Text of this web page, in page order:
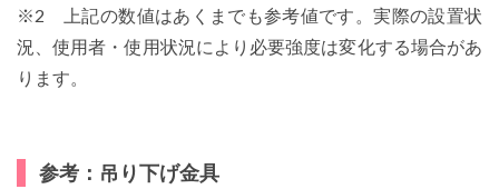
※2 上記の数値はあくまでも参考値です。実際の設置状
況、使用者・使用状況により必要強度は変化する場合があ
ります。
参考：吊り下げ金具